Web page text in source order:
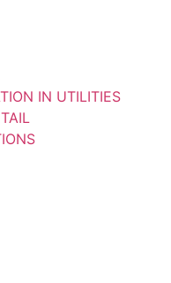
IN UTILITIES